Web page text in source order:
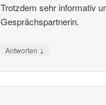
Trotzdem sehr informativ
Gesprächspartnerin.
Antworten ↓